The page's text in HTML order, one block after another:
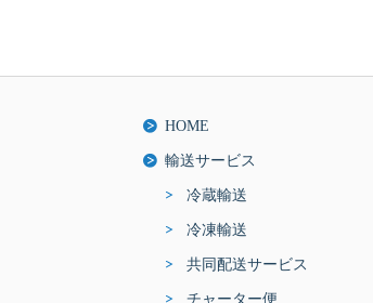
HOME
輸送サービス
冷蔵輸送
冷凍輸送
共同配送サービス
チャーター便